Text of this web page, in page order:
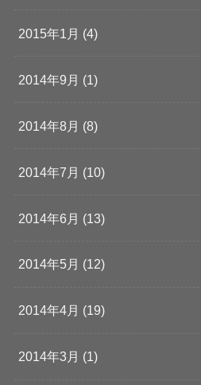
2015年1月 (4)
2014年9月 (1)
2014年8月 (8)
2014年7月 (10)
2014年6月 (13)
2014年5月 (12)
2014年4月 (19)
2014年3月 (1)